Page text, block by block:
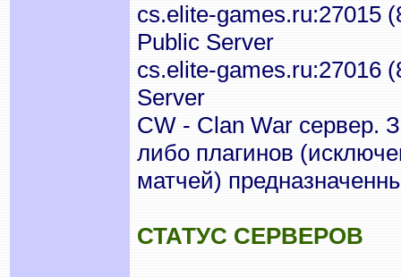
cs.elite-games.ru:27015
Public Server
cs.elite-games.ru:27016
Server
CW - Clan War сервер.
либо плагинов
матчей)
СТАТУС СЕРВЕРОВ